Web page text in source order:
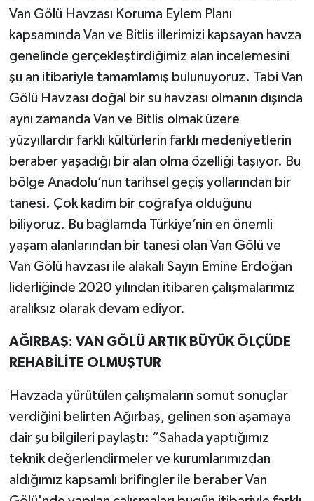
Van Gölü Havzası Koruma Eylem Planı
kapsamında Van ve Bitlis illerimizi kapsayan havza
genelinde gerçekleştirdiğimiz alan incelemesini
şu an itibariyle tamamlamış bulunuyoruz. Tabi Van
Gölü Havzası doğal bir su havzası olmanın dışında
aynı zamanda Van ve Bitlis olmak üzere
yüzyıllardır farklı kültürlerin farklı medeniyetlerin
beraber yaşadığı bir alan olma özelliği taşıyor. Bu
bölge Anadolu’nun tarihsel geçiş yollarından bir
tanesi. Çok kadim bir coğrafya olduğunu
biliyoruz. Bu bağlamda Türkiye’nin en önemli
yaşam alanlarından bir tanesi olan Van Gölü ve
Van Gölü havzası ile alakalı Sayın Emine Erdoğan
liderliğinde 2020 yılından itibaren çalışmalarımız
aralıksız olarak devam ediyor.
AĞIRBAŞ: VAN GÖLÜ ARTIK BÜYÜK ÖLÇÜDE
REHABİLİTE OLMUŞTUR
Havzada yürütülen çalışmaların somut sonuçlar
verdiğini belirten Ağırbaş, gelinen son aşamaya
dair şu bilgileri paylaştı: “Sahada yaptığımız
teknik değerlendirmeler ve kurumlarımızdan
aldığımız kapsamlı brifingler ile beraber Van